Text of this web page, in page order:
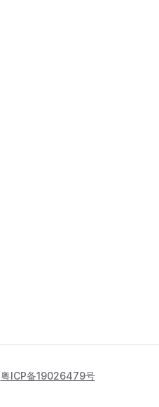
粤ICP备19026479号